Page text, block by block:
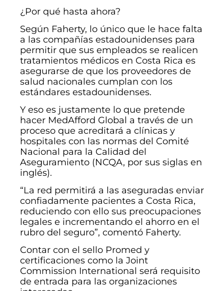
¿Por qué hasta ahora?
Según Faherty, lo único que le hace falta
a las compañías estadounidenses para
permitir que sus empleados se realicen
tratamientos médicos en Costa Rica es
asegurarse de que los proveedores de
salud nacionales cumplan con los
estándares estadounidenses.
Y eso es justamente lo que pretende
hacer MedAfford Global a través de un
proceso que acreditará a clínicas y
hospitales con las normas del Comité
Nacional para la Calidad del
Aseguramiento (NCQA, por sus siglas en
inglés).
“La red permitirá a las aseguradas enviar
confiadamente pacientes a Costa Rica,
reduciendo con ello sus preocupaciones
legales e incrementando el ahorro en el
rubro del seguro”, comentó Faherty.
Contar con el sello Promed y
certificaciones como la Joint
Commission International será requisito
de entrada para las organizaciones